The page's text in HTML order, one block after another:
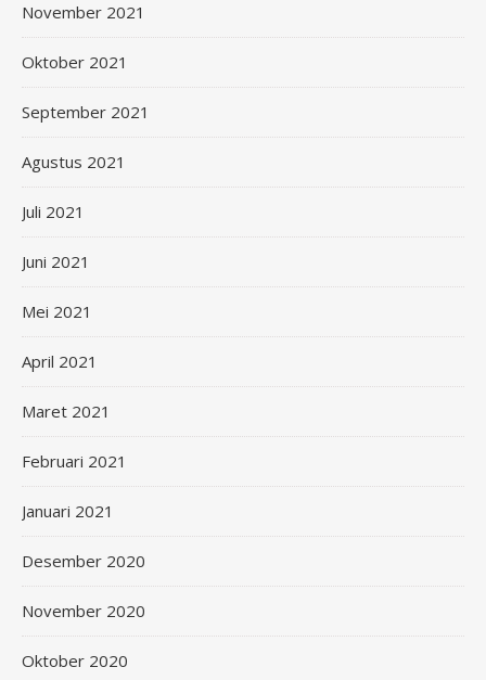
November 2021
Oktober 2021
September 2021
Agustus 2021
Juli 2021
Juni 2021
Mei 2021
April 2021
Maret 2021
Februari 2021
Januari 2021
Desember 2020
November 2020
Oktober 2020